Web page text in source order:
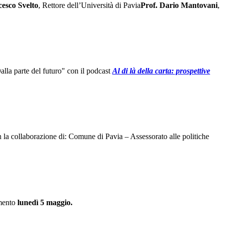
Svelto, Rettore dell’Università di PaviaProf. Dario Mantovani,
parte del futuro" con il podcast Al di là della carta: prospettive
collaborazione di: Comune di Pavia – Assessorato alle politiche
lunedì 5 maggio.